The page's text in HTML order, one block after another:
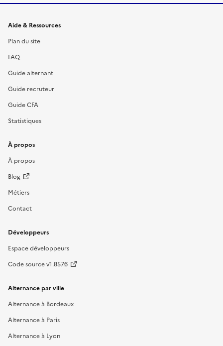
Informations et liens du site
Aide & Ressources
Plan du site
FAQ
Guide alternant
Guide recruteur
Guide CFA
Statistiques
À propos
À propos
Blog
Métiers
Contact
Développeurs
Espace développeurs
Code source v1.857.6
Alternance par ville
Alternance à Bordeaux
Alternance à Paris
Alternance à Lyon